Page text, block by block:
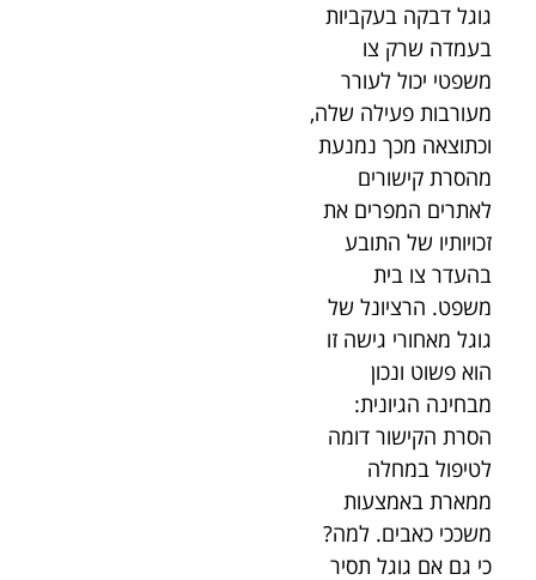
גוגל דבקה בעקביות
בעמדה שרק צו
משפטי יכול לעורר
מעורבות פעילה שלה,
וכתוצאה מכך נמנעת
מהסרת קישורים
לאתרים המפרים את
זכויותיו של התובע
בהעדר צו בית
משפט. הרציונל של
גוגל מאחורי גישה זו
הוא פשוט ונכון
מבחינה הגיונית:
הסרת הקישור דומה
לטיפול במחלה
ממארת באמצעות
משככי כאבים. למה?
כי גם אם גוגל תסיר